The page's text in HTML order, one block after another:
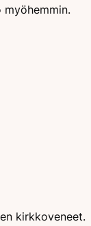
kirkkoveneet.